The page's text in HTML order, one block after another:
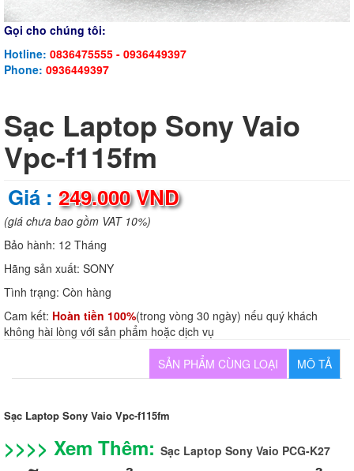
Gọi cho chúng tôi:
Hotline: 0836475555 - 0936449397
Phone: 0936449397
Sạc Laptop Sony Vaio
Vpc-f115fm
Giá : 249.000 VND
(giá chưa bao gồm VAT 10%)
Bảo hành: 12 Tháng
Hãng sản xuất: SONY
Tình trạng: Còn hàng
Cam kết: Hoàn tiền 100%(trong vòng 30 ngày) nếu quý khách
không hài lòng với sản phẩm hoặc dịch vụ
MÔ TẢ
SẢN PHẨM CÙNG LOẠI
Sạc Laptop Sony Vaio Vpc-f115fm
>>>> Xem Thêm: Sạc Laptop Sony Vaio PCG-K27